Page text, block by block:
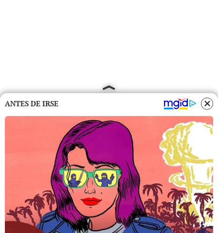
ANTES DE IRSE